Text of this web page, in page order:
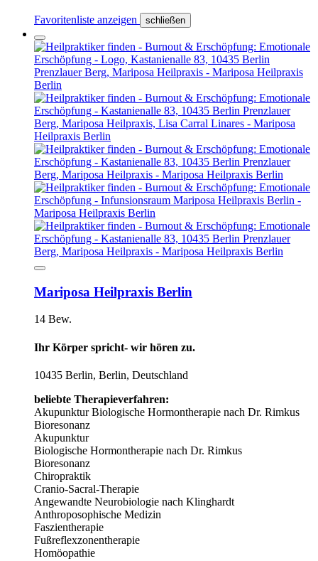
Favoritenliste anzeigen schließen
Mariposa Heilpraxis Berlin
14 Bew.
Ihr Körper spricht- wir hören zu.
10435 Berlin, Berlin, Deutschland
beliebte Therapieverfahren:
AkupunkturBiologische Hormontherapie nach Dr. Rimkus
Bioresonanz
Akupunktur
Biologische Hormontherapie nach Dr. Rimkus
Bioresonanz
Chiropraktik
Cranio-Sacral-Therapie
Angewandte Neurobiologie nach Klinghardt
Anthroposophische Medizin
Faszientherapie
Fußreflexzonentherapie
Homöopathie